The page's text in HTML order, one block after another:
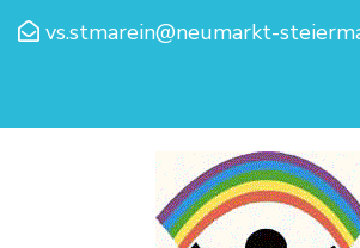
vs.stmarein@neumarkt-